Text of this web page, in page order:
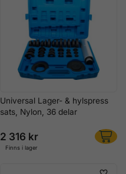
Universal Lager- & hylspress
sats, Nylon, 36 delar
2 316 kr
Finns i lager